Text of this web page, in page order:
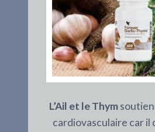
L’Ail et le Thym
cardiovasculaire car il